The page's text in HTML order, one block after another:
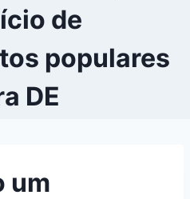
de
populares
DE
um